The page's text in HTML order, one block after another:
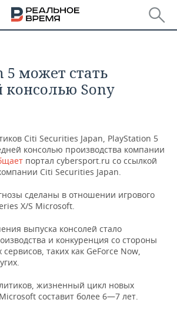
ДОХОДАХ
ПФО
5 может стать
консолью Sony
Citi Securities Japan, PlayStation 5
консолью производства компании
портал cybersport.ru со ссылкой
Citi Securities Japan.
сделаны в отношении игрового
X/S Microsoft.
выпуска консолей стало
и конкуренция со стороны
таких как GeForce Now,
жизненный цикл новых
составит более 6—7 лет.